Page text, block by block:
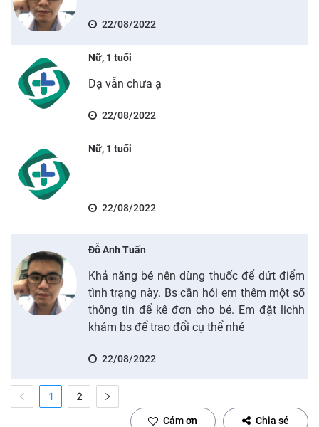
22/08/2022
Nữ, 1 tuổi
Dạ vẫn chưa ạ
22/08/2022
Nữ, 1 tuổi
22/08/2022
Đỗ Anh Tuấn
Khả năng bé nên dùng thuốc để dứt điểm
tình trạng này. Bs cần hỏi em thêm một số
thông tin để kê đơn cho bé. Em đặt lichh
khám bs để trao đổi cụ thể nhé
22/08/2022
1 2
Cảm ơn Chia sẻ